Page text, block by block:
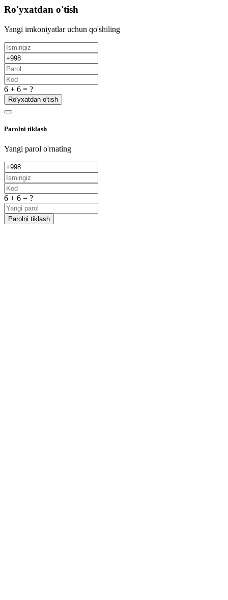
Ro'yxatdan o'tish
Yangi imkoniyatlar uchun qo'shiling
6 + 6 = ?
Ro'yxatdan o'tish
Parolni tiklash
Yangi parol o'rnating
6 + 6 = ?
Parolni tiklash